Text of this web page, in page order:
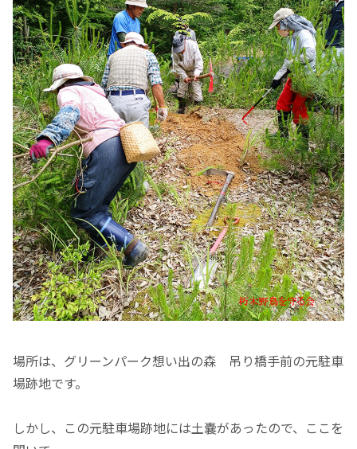
場所は、グリーンパーク想い出の森 吊り橋手前の元駐車
場跡地です。
しかし、この元駐車場跡地には土嚢があったので、ここを